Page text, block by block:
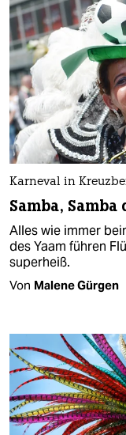
Karneval in
Samba,
Alles wie immer
des Yaam führen
superheiß.
Von Malene Gürgen